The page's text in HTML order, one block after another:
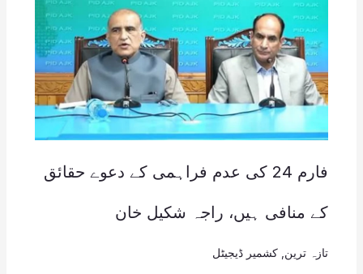
فارم 24 کی عدم فراہمی کے دعوے حقائق
کے منافی ہیں، راجہ شکیل خان
تازہ ترین کشمیر ڈیجیٹل